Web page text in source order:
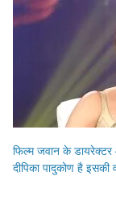
फिल्म जवान के
दीपिका पादुकोण है